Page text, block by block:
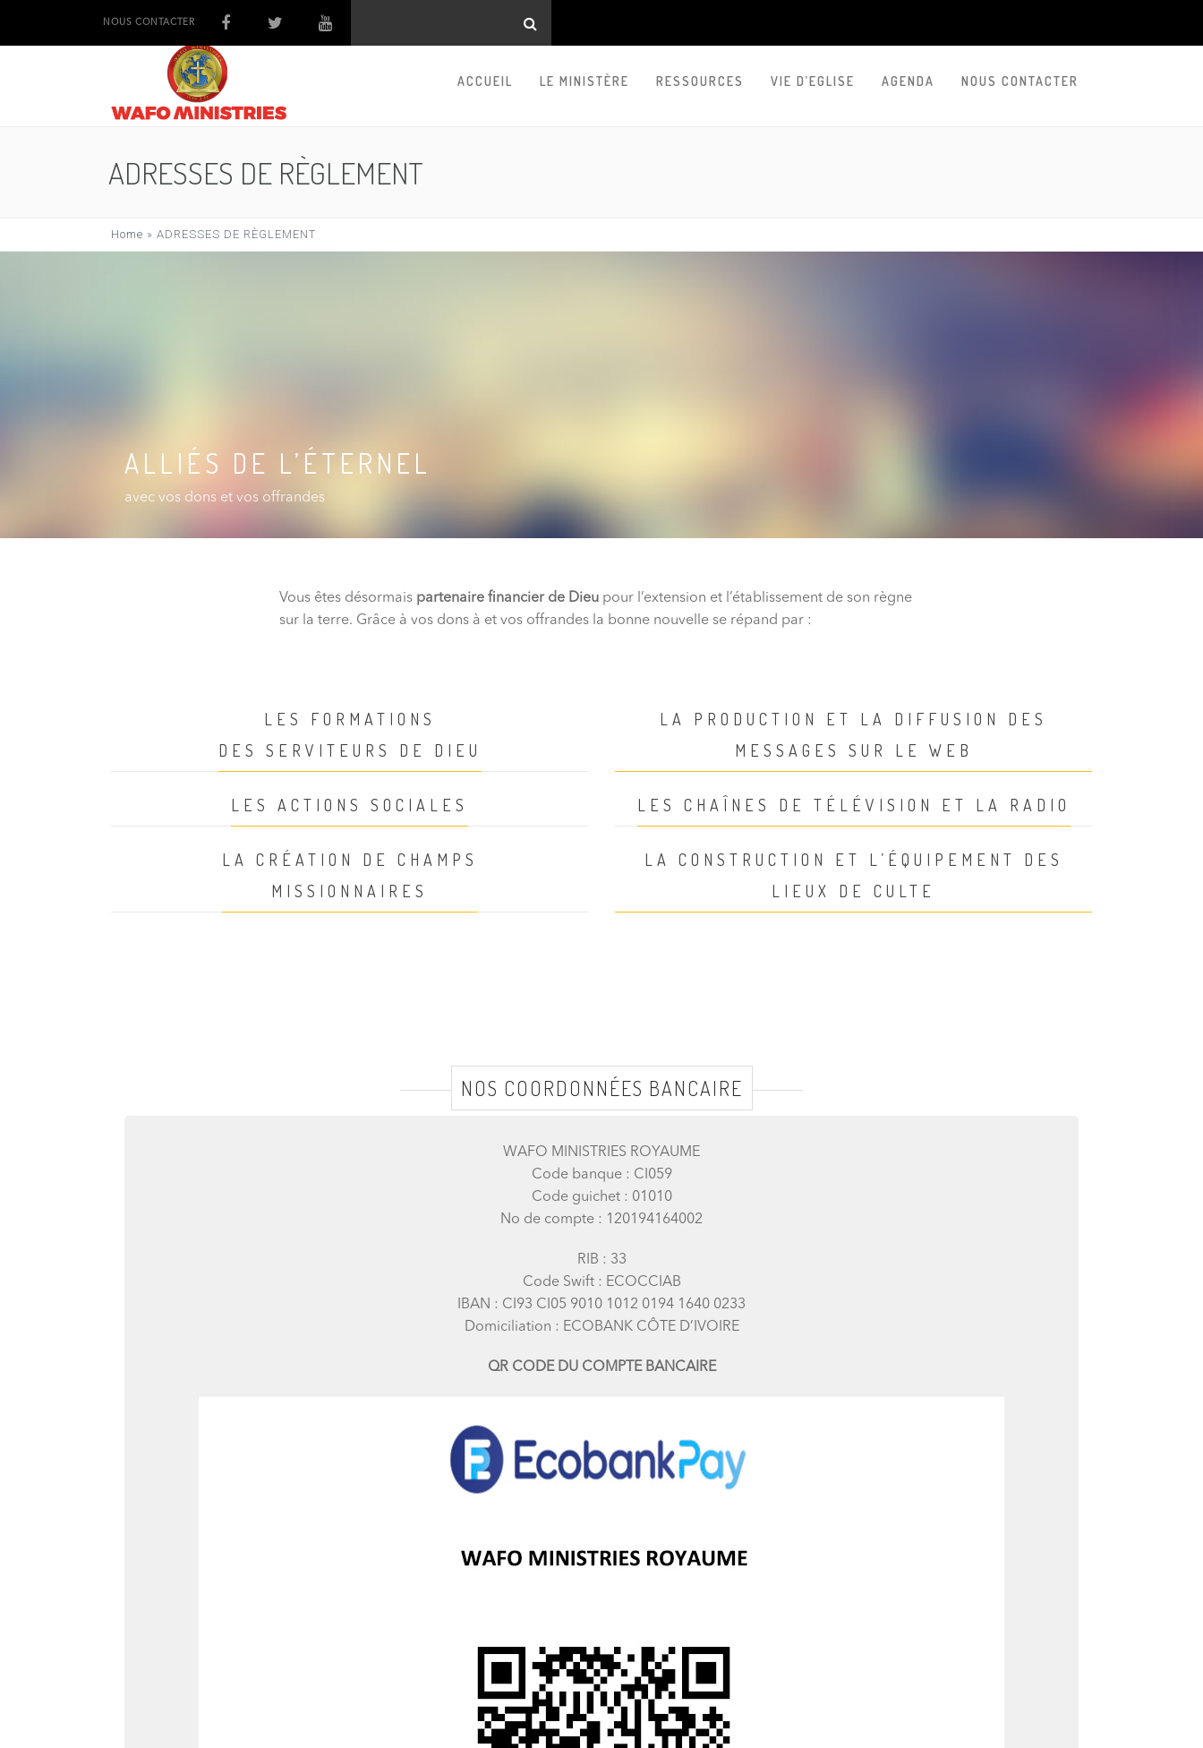
NOUS CONTACTER
ACCUEIL LE MINISTÈRE RESSOURCES VIE D’EGLISE AGENDA NOUS CONTACTER
ADRESSES DE RÈGLEMENT
Home » ADRESSES DE RÈGLEMENT
ALLIÉS DE L’ÉTERNEL
avec vos dons et vos offrandes
Vous êtes désormais partenaire financier de Dieupour l’extension et l’établissement de son règne
sur la terre. Grâce à vos dons à et vos offrandes la bonne nouvelle se répand par :
LES FORMATIONS
DES SERVITEURS DE DIEU
LES ACTIONS SOCIALES
LA CRÉATION DE CHAMPS
MISSIONNAIRES
LA PRODUCTION ET LA DIFFUSION DES
MESSAGES SUR LE WEB
LES CHAÎNES DE TÉLÉVISION ET LA RADIO
LA CONSTRUCTION ET L’ÉQUIPEMENT DES
LIEUX DE CULTE
NOS COORDONNÉES BANCAIRE
WAFO MINISTRIES ROYAUME
Code banque : CI059
Code guichet : 01010
No de compte : 120194164002
RIB : 33
Code Swift : ECOCCIAB
IBAN : CI93 CI05 9010 1012 0194 1640 0233
Domiciliation : ECOBANK CÔTE D’IVOIRE
QR CODE DU COMPTE BANCAIRE